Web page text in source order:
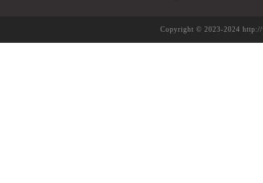
Copyright © 2023-2024